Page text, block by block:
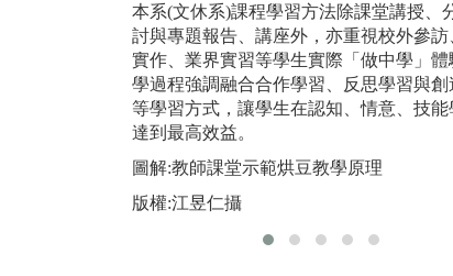
課程實作與證照培訓
休憩系重視實務活用與創新，致力培育休閒之活
動(含休閒治療)企劃、環境規劃與教育(含導覽解
說)、場所管理(含大數據行銷)、運動發展(含體育
賽事管理)四專才，引進遊程規劃、Google Analyti
cs、漆彈、攀樹、獨木舟、健身等教練人員、環
境教育等專業證照。
圖解:課程實作與證照培訓
本系(文休系)課程學習方法除課堂講授、
討與專題報告、講座外，亦重視校外參訪
實作、業界實習等學生實際「做中學」體
學過程強調融合合作學習、反思學習與創
等學習方式，讓學生在認知、情意、技能
達到最高效益。
圖解:教師課堂示範烘豆教學原理
版權:江昱仁攝